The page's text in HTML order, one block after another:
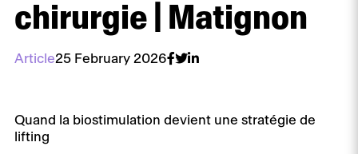
chirurgie | Matignon
Article25 February 2026
Quand la biostimulation devient une stratégie de
lifting